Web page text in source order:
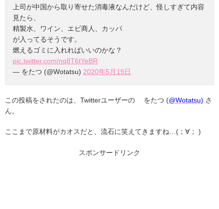
上司が中国から取り寄せた消毒液なんだけど、怪しすぎて内容
見たら、
精製水、ワイン、エビ商人、カッパ
が入ってるそうです。
燃えるゴミに入れればいいのかな？
pic.twitter.com/nq8T6tYeBR
— をたつ (@Wotatsu) 2020年5月19日
この投稿をされたのは、Twitterユーザーの をたつ (@Wotatsu) さ
ん。
ここまで原材料がカオスだと、流石に笑えてきますね…(；∀； )
スポンサードリンク